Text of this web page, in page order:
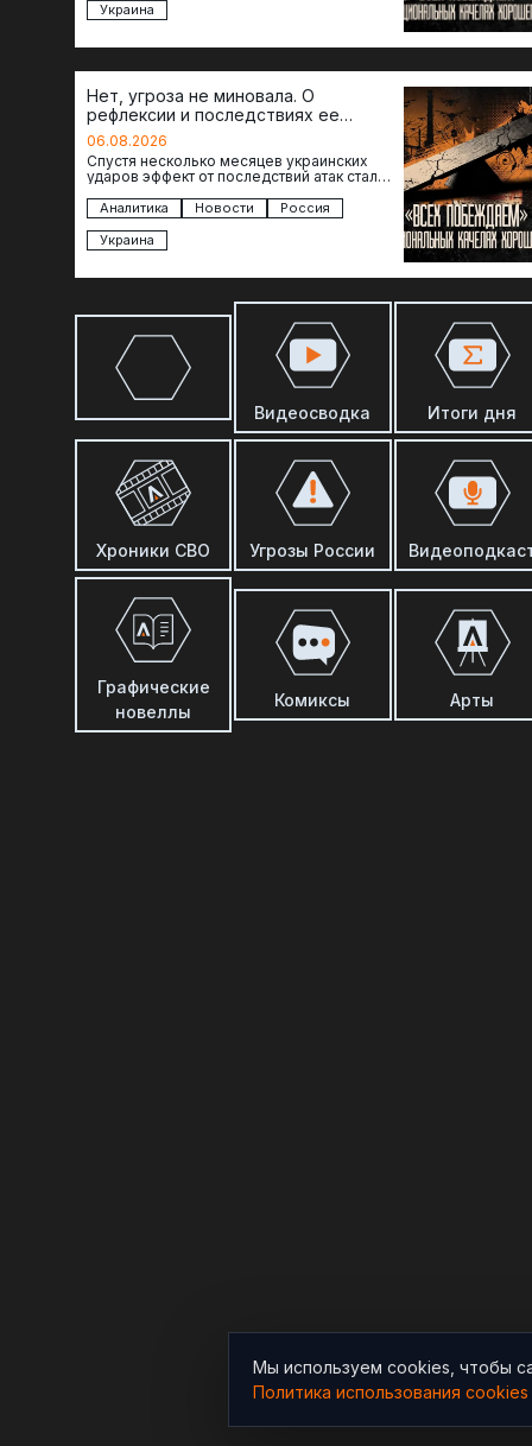
Украина
Нет, угроза не миновала. О
рефлексии и последствиях ее
отсутствия
06.08.2026
Спустя несколько месяцев украинских
ударов эффект от последствий атак стал
коллапса розничной торговли не…
Аналитика Новости
Россия
Украина
Видеосводка Итоги дня
Хроники СВО Угрозы России
Графические
новеллы
Комиксы Арты
Мы используем cookies, чтобы
Политика использования cookies